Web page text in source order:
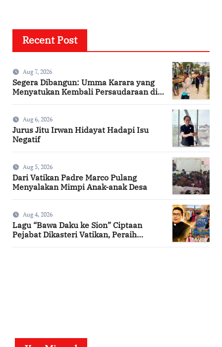
Recent Post
Aug 7, 2026
Segera Dibangun: Umma Karara yang
Menyatukan Kembali Persaudaraan di
Aug 6, 2026
Jurus Jitu Irwan Hidayat Hadapi Isu
Negatif
Aug 5, 2026
Dari Vatikan Padre Marco Pulang
Menyalakan Mimpi Anak-anak Desa
Aug 4, 2026
Lagu “Bawa Daku ke Sion” Ciptaan
Pejabat Dikasteri Vatikan, Peraih